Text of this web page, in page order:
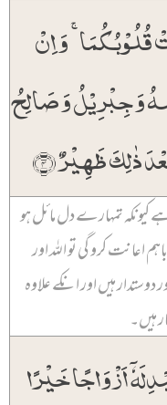
قُلُوۡبُکُمَا ۚ وَ اِنۡ
وَ جِبۡرِیۡلُ وَ صَالِحُ
ظَہِیۡرٌ ﴿۴﴾
کیونکہ تمہارے دل مائل ہو
اعانت کرو گی تو اللہ اور
ہیں اور انکے علاوہ
ہیں۔
اَزۡوَاجًا خَیۡرًا